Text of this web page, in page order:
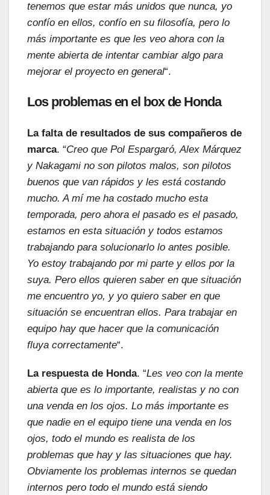
tenemos que estar más unidos que nunca, yo
confío en ellos, confío en su filosofía, pero lo
más importante es que les veo ahora con la
mente abierta de intentar cambiar algo para
mejorar el proyecto en general“.
Los problemas en el box de Honda
La falta de resultados de sus compañeros de
marca. “Creo que Pol Espargaró, Alex Márquez
y Nakagami no son pilotos malos, son pilotos
buenos que van rápidos y les está costando
mucho. A mí me ha costado mucho esta
temporada, pero ahora el pasado es el pasado,
estamos en esta situación y todos estamos
trabajando para solucionarlo lo antes posible.
Yo estoy trabajando por mi parte y ellos por la
suya. Pero ellos quieren saber en que situación
me encuentro yo, y yo quiero saber en que
situación se encuentran ellos. Para trabajar en
equipo hay que hacer que la comunicación
fluya correctamente“.
La respuesta de Honda. “Les veo con la mente
abierta que es lo importante, realistas y no con
una venda en los ojos. Lo más importante es
que nadie en el equipo tiene una venda en los
ojos, todo el mundo es realista de los
problemas que hay y las situaciones que hay.
Obviamente los problemas internos se quedan
internos pero todo el mundo está siendo